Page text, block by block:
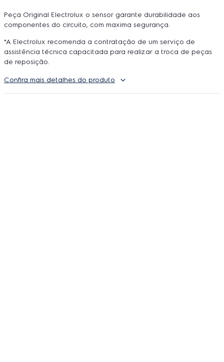
Peça Original Electrolux o sensor garante durabilidade aos
componentes do circuito, com maxima segurança.
*A Electrolux recomenda a contratação de um serviço de
assistência técnica capacitada para realizar a troca de peças
de reposição.
Confira mais detalhes do produto